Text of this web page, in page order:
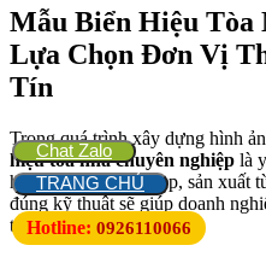
Mẫu Biển Hiệu Tòa
Lựa Chọn Đơn Vị
Tín
Trong quá trình xây dựng hình
hiệu tòa nhà chuyên nghiệp là
hiệu được thiết kế đẹp, sản xuất
đúng kỹ thuật sẽ giúp doanh
trong khu vực.
Hotline: 0926110066
Chat Zalo
TRANG CHỦ